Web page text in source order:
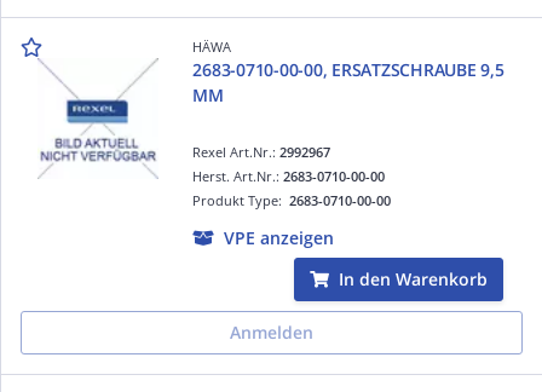
HÄWA
2683-0710-00-00, ERSATZSCHRAUBE 9,5
MM
Rexel Art.Nr.:2992967
Produkt Type:2683-0710-00-00
Herst. Art.Nr.:2683-0710-00-00
VPE anzeigen
In den Warenkorb
Anmelden